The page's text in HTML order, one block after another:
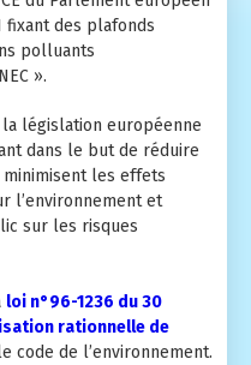
fixant des plafonds
polluants
».
législation européenne
dans le but de réduire
les effets
l’environnement et
sur les risques
loi n°96-1236 du 30
rationnelle de
code de l’environnement.